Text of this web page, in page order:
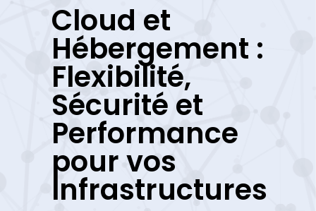
Cloud et
Hébergement :
Flexibilité,
Sécurité et
Performance
pour vos
Infrastructures